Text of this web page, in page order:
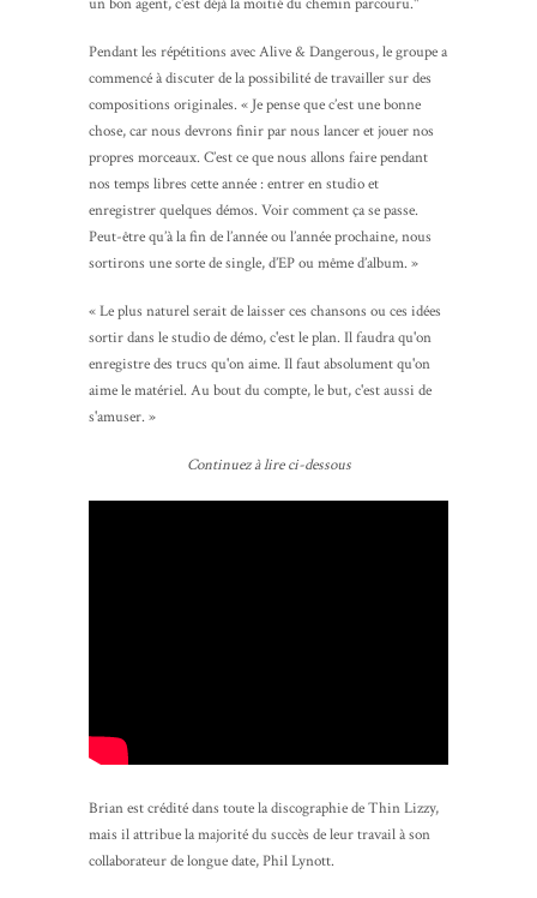
Pendant les répétitions avec Alive & Dangerous, le groupe a
commencé à discuter de la possibilité de travailler sur des
compositions originales. « Je pense que c’est une bonne
chose, car nous devrons finir par nous lancer et jouer nos
propres morceaux. C’est ce que nous allons faire pendant
nos temps libres cette année : entrer en studio et
enregistrer quelques démos. Voir comment ça se passe.
Peut-être qu’à la fin de l’année ou l’année prochaine, nous
sortirons une sorte de single, d’EP ou même d’album. »
« Le plus naturel serait de laisser ces chansons ou ces idées
sortir dans le studio de démo, c'est le plan. Il faudra qu'on
enregistre des trucs qu'on aime. Il faut absolument qu'on
aime le matériel. Au bout du compte, le but, c'est aussi de
s'amuser. »
Continuez à lire ci-dessous
Brian est crédité dans toute la discographie de Thin Lizzy,
mais il attribue la majorité du succès de leur travail à son
collaborateur de longue date, Phil Lynott.